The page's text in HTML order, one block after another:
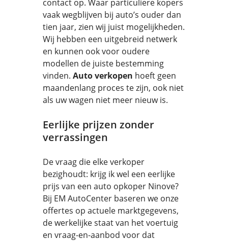
contact op. Waar particuliere kopers
vaak wegblijven bij auto’s ouder dan
tien jaar, zien wij juist mogelijkheden.
Wij hebben een uitgebreid netwerk
en kunnen ook voor oudere
modellen de juiste bestemming
vinden. Auto verkopen hoeft geen
maandenlang proces te zijn, ook niet
als uw wagen niet meer nieuw is.
Eerlijke prijzen zonder
verrassingen
De vraag die elke verkoper
bezighoudt: krijg ik wel een eerlijke
prijs van een auto opkoper Ninove?
Bij EM AutoCenter baseren we onze
offertes op actuele marktgegevens,
de werkelijke staat van het voertuig
en vraag-en-aanbod voor dat